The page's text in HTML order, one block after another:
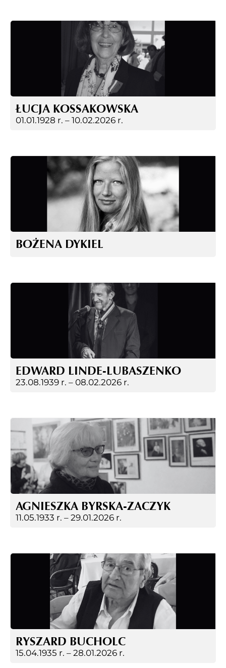
ŁUCJA KOSSAKOWSKA
01.01.1928 r. – 10.02.2026 r.
BOŻENA DYKIEL
EDWARD LINDE-LUBASZENKO
23.08.1939 r. – 08.02.2026 r.
AGNIESZKA BYRSKA-ZACZYK
11.05.1933 r. – 29.01.2026 r.
RYSZARD BUCHOLC
15.04.1935 r. – 28.01.2026 r.